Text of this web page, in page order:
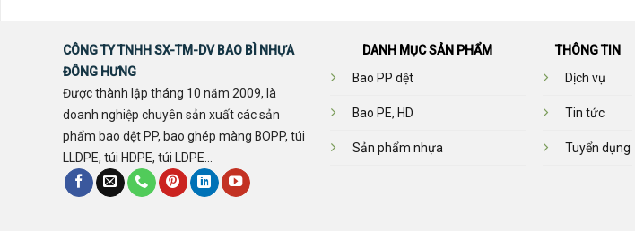
CÔNG TY TNHH SX-TM-DV BAO BÌ NHỰA
ĐÔNG HƯNG
Được thành lập tháng 10 năm 2009, là
doanh nghiệp chuyên sản xuất các sản
phẩm bao dệt PP, bao ghép màng BOPP, túi
LLDPE, túi HDPE, túi LDPE...
DANH MỤC SẢN PHẨM
Bao PP dệt
Bao PE, HD
Sản phẩm nhựa
THÔNG TIN
Dịch vụ
Tin tức
Tuyển dụng